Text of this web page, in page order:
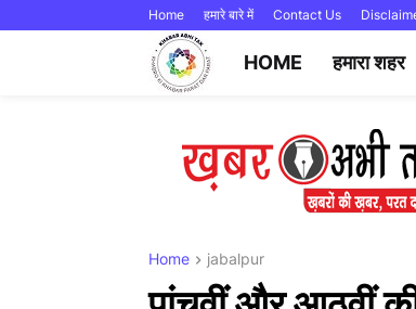
Home हमारे बारे में Contact Us
HOME हमारा शहर
Home jabalpur